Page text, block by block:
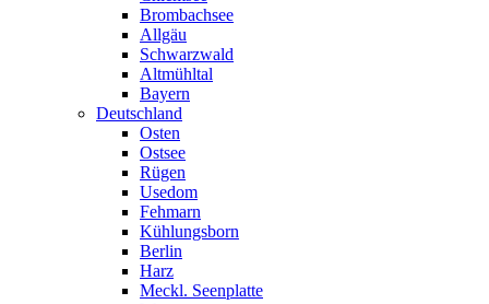
Brombachsee
Allgäu
Schwarzwald
Altmühltal
Bayern
Deutschland
Osten
Ostsee
Rügen
Usedom
Fehmarn
Kühlungsborn
Berlin
Harz
Meckl. Seenplatte